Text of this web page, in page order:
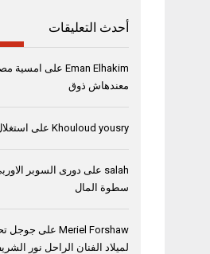
أحدث التعليقات
Eman Elhakim على امسية
معندهاش ذوق
Khouloud yousry على
salah على دورى السوبر
سطوة المال
Meriel Forshaw على
لميلاد الفنان الراحل نور